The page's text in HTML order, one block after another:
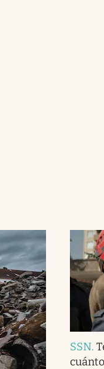
SSN.